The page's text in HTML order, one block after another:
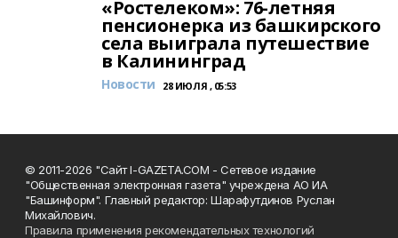
«Ростелеком»: 76-летняя
пенсионерка из башкирского
села выиграла путешествие
в Калининград
Новости 28 ИЮЛЯ , 05:53
© 2011-2026 "Сайт I-GAZETA.COM - Сетевое издание
"Общественная электронная газета" учреждена АО ИА
"Башинформ". Главный редактор: Шарафутдинов Руслан
Михайлович.
Правила применения рекомендательных технологий